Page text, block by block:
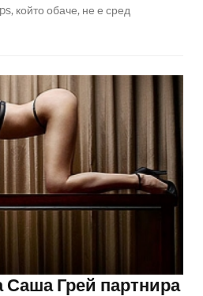
който обаче, не е сред
Саша Грей партнира